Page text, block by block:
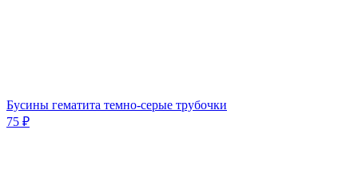
Бусины гематита темно-серые трубочки
75 ₽